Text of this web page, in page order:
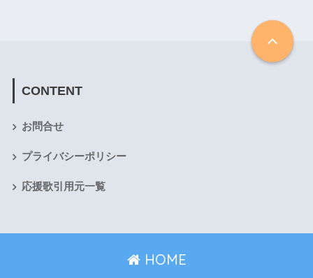
CONTENT
お問合せ
プライバシーポリシー
応援歌引用元一覧
HOME